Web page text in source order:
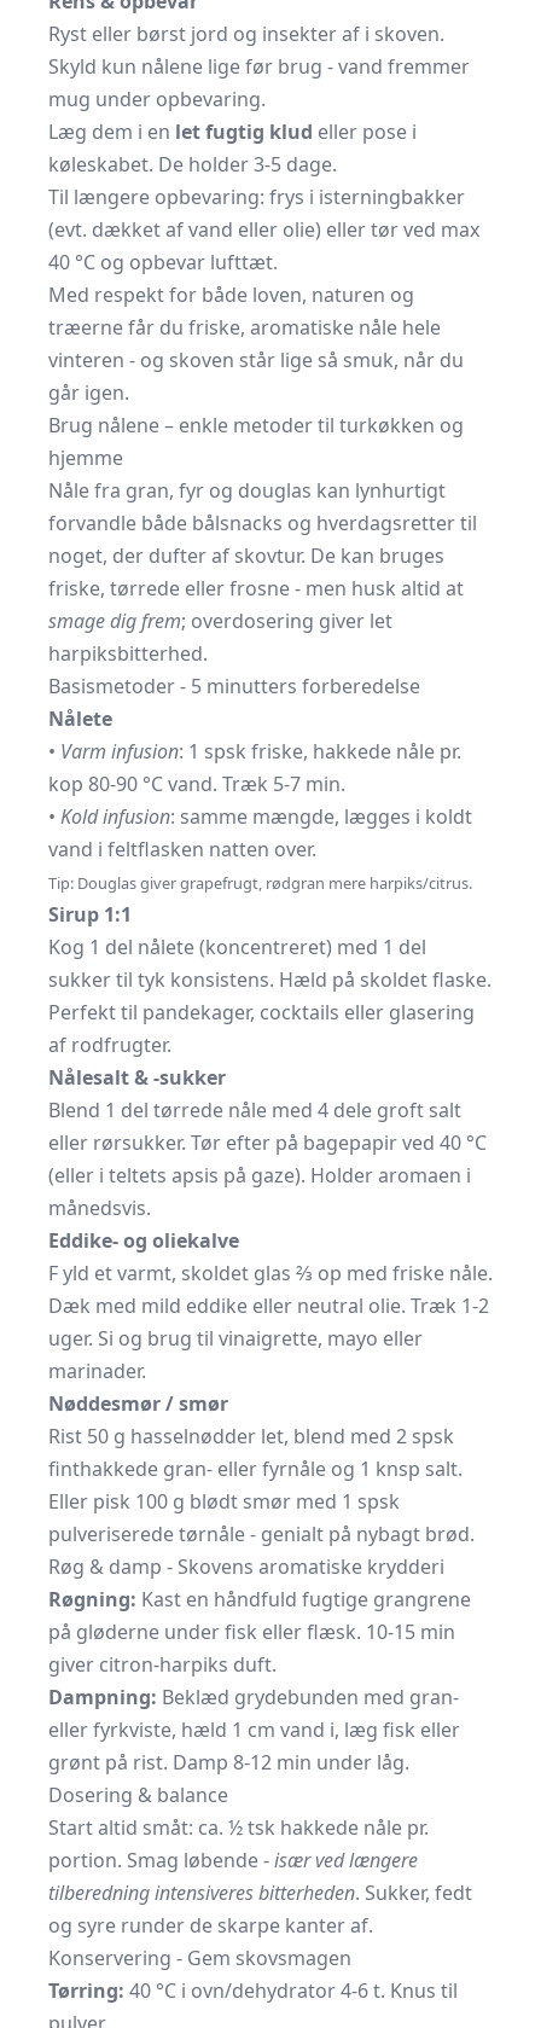
Ryst eller børst jord og insekter af i skoven.
Skyld kun nålene lige før brug - vand fremmer
mug under opbevaring.
Læg dem i en let fugtig klud eller pose i
køleskabet. De holder 3-5 dage.
Til længere opbevaring: frys i isterningbakker
(evt. dækket af vand eller olie) eller tør ved max
40 °C og opbevar lufttæt.
Med respekt for både loven, naturen og
træerne får du friske, aromatiske nåle hele
vinteren - og skoven står lige så smuk, når du
går igen.
Brug nålene – enkle metoder til turkøkken og
hjemme
Nåle fra gran, fyr og douglas kan lynhurtigt
forvandle både bålsnacks og hverdagsretter til
noget, der dufter af skovtur. De kan bruges
friske, tørrede eller frosne - men husk altid at
smage dig frem; overdosering giver let
harpiksbitterhed.
Basismetoder - 5 minutters forberedelse
Nålete
• Varm infusion: 1 spsk friske, hakkede nåle pr.
kop 80-90 °C vand. Træk 5-7 min.
• Kold infusion: samme mængde, lægges i koldt
vand i feltflasken natten over.
Tip: Douglas giver grapefrugt, rødgran mere harpiks/citrus.
Sirup 1:1
Kog 1 del nålete (koncentreret) med 1 del
sukker til tyk konsistens. Hæld på skoldet flaske.
Perfekt til pandekager, cocktails eller glasering
af rodfrugter.
Nålesalt & -sukker
Blend 1 del tørrede nåle med 4 dele groft salt
eller rørsukker. Tør efter på bagepapir ved 40 °C
(eller i teltets apsis på gaze). Holder aromaen i
månedsvis.
Eddike- og oliekalve
F yld et varmt, skoldet glas ⅔ op med friske nåle.
Dæk med mild eddike eller neutral olie. Træk 1-2
uger. Si og brug til vinaigrette, mayo eller
marinader.
Nøddesmør / smør
Rist 50 g hasselnødder let, blend med 2 spsk
finthakkede gran- eller fyrnåle og 1 knsp salt.
Eller pisk 100 g blødt smør med 1 spsk
pulveriserede tørnåle - genialt på nybagt brød.
Røg & damp - Skovens aromatiske krydderi
Røgning: Kast en håndfuld fugtige grangrene
på gløderne under fisk eller flæsk. 10-15 min
giver citron-harpiks duft.
Dampning: Beklæd grydebunden med gran-
eller fyrkviste, hæld 1 cm vand i, læg fisk eller
grønt på rist. Damp 8-12 min under låg.
Dosering & balance
Start altid småt: ca. ½ tsk hakkede nåle pr.
portion. Smag løbende -især ved længere
tilberedning intensiveres bitterheden. Sukker, fedt
og syre runder de skarpe kanter af.
Konservering - Gem skovsmagen
Tørring: 40 °C i ovn/dehydrator 4-6 t. Knus til